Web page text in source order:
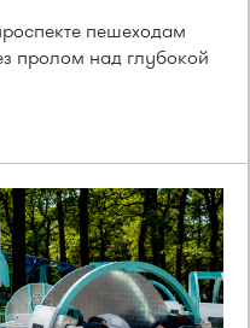
пешеходам
пролом над глубокой